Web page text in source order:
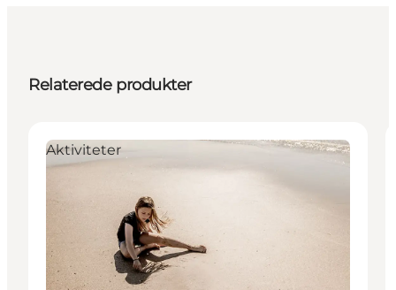
Relaterede produkter
Aktiviteter